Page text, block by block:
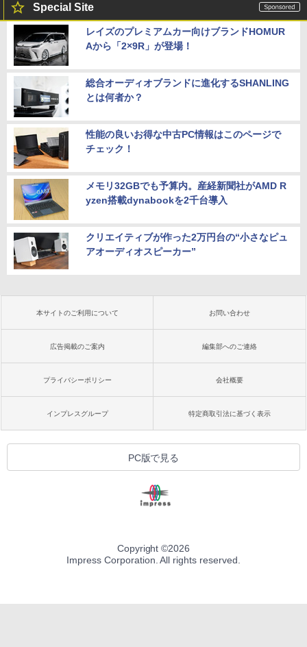
Special Site
レイズのプレミアムカー向けブランドHOMUR
Aから「2×9R」が登場！
総合オーディオブランドに進化するSHANLING
とは何者か？
性能の良いお得な中古PC情報はこのページで
チェック！
メモリ32GBでも予算内。産経新聞社がAMD R
yzen搭載dynabookを2千台導入
クリエイティブが作った2万円台の“小さなピュ
アオーディオスピーカー”
本サイトのご利用について お問い合わせ
広告掲載のご案内 編集部へのご連絡
プライバシーポリシー 会社概要
インプレスグループ 特定商取引法に基づく表示
PC版で見る
Copyright ©2026
Impress Corporation. All rights reserved.